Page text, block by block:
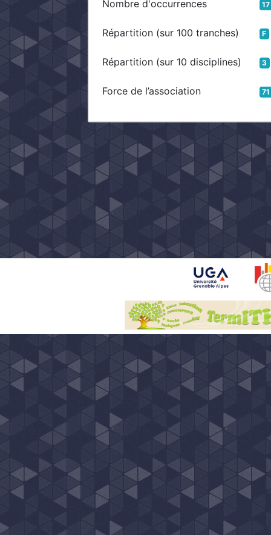
Nombre d'occurrences 17
Répartition (sur 100 tranches) F
Répartition (sur 10 disciplines) 3
Force de l’association 71